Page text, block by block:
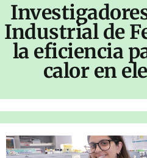
Industrial de
la eficiencia
calor en